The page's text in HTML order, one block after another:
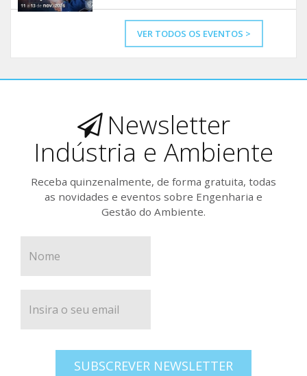
VER TODOS OS EVENTOS >
Newsletter
Indústria e Ambiente
Receba quinzenalmente, de forma gratuita, todas
as novidades e eventos sobre Engenharia e
Gestão do Ambiente.
SUBSCREVER NEWSLETTER